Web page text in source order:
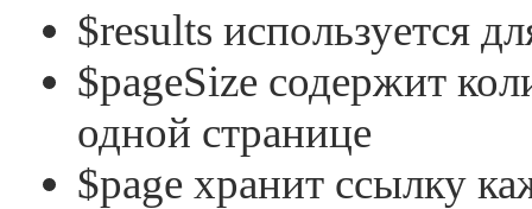
$results используется
$pageSize содержит
одной странице
$page хранит ссылку